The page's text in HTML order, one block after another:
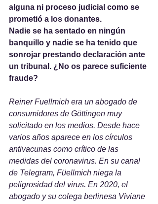
alguna ni proceso judicial como se
prometió a los donantes.
Nadie se ha sentado en ningún
banquillo y nadie se ha tenido que
sonrojar prestando declaración ante
un tribunal. ¿No os parece suficiente
fraude?
Reiner Fuellmich era un abogado de
consumidores de Göttingen muy
solicitado en los medios. Desde hace
varios años aparece en los círculos
antivacunas como crítico de las
medidas del coronavirus. En su canal
de Telegram, Füellmich niega la
peligrosidad del virus. En 2020, el
abogado y su colega berlinesa Viviane